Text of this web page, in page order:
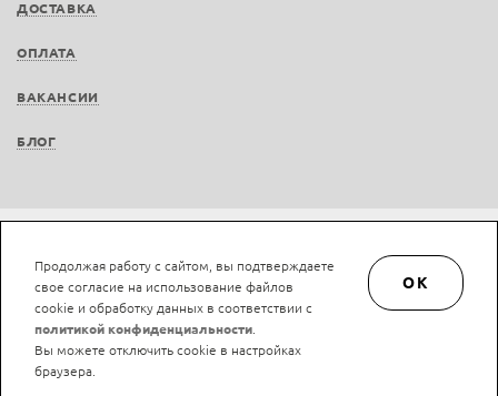
ДОСТАВКА
ОПЛАТА
ВАКАНСИИ
БЛОГ
Не является публичной офертой © LAN-art.ru, 2013—2026. Все права защищены.
Политика конфиденциальности.
Положение об обработке и защите персональных
данных.
Продолжая работу с сайтом, вы подтверждаете
свое согласие на использование файлов
cookie и обработку данных в соответствии с
политикой конфиденциальности
Вы можете отключить cookie в настройках
браузера.
OK